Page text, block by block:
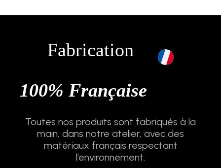
Fabrication
100% Française
Toutes nos produits sont fabriqués à la
main, dans notre atelier, avec des
matériaux français respectant
l’environnement.